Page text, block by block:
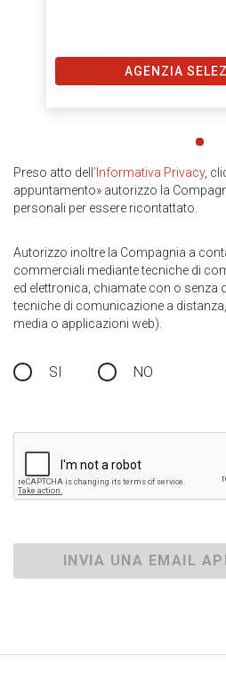
AGENZIA
Preso atto dell ’Informativa Privacy,
appuntamento» autorizzo la
personali per essere ricontattato.
Autorizzo inoltre la Compagnia a
commerciali mediante tecniche di
ed elettronica, chiamate con o senza
tecniche di comunicazione a
media o applicazioni web).
SI NO
INVIA UNA EMAIL